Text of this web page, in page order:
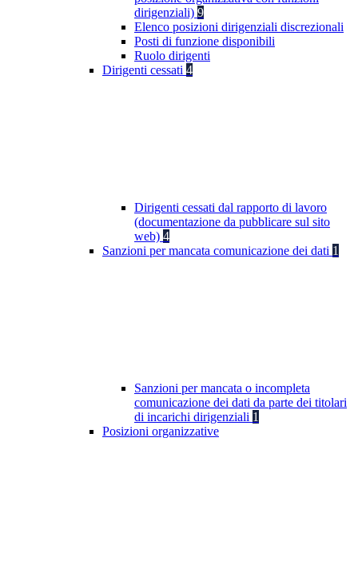
dirigenziali) 9
Elenco posizioni dirigenziali discrezionali
Posti di funzione disponibili
Ruolo dirigenti
Dirigenti cessati 4
Dirigenti cessati dal rapporto di lavoro
(documentazione da pubblicare sul sito
web) 4
Sanzioni per mancata comunicazione dei dati 1
Sanzioni per mancata o incompleta
comunicazione dei dati da parte dei titolari
di incarichi dirigenziali 1
Posizioni organizzative